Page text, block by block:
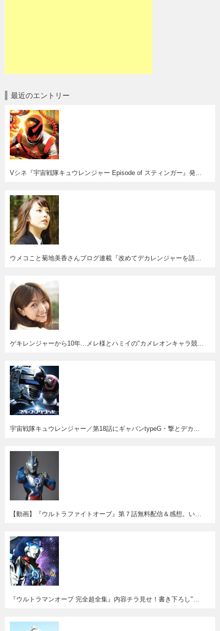
最近のエントリー
Vシネ『宇宙戦隊キュウレンジャー Episode of スティンガー』発売決定！妄想はかどるわー(^o^)
ウメコこと菊地美香さんブログ連載『改めてデカレンジャーを語ってみる』スタート。
ゲキレンジャーから10年...メレ様とハミイの"カメレオンキャラ競演"が見たい！
宇宙戦隊キュウレンジャー／第18話にギャバンtypeG・撃とデカレッド・バン＆センちゃん・ウメコ登場！
【動画】『ウルトラファイトオーブ』第７話無料配信＆感想。いよいよラス前。ゼロとオーブの兄弟(!?)バトルが燃える！
『ウルトラマンオーブ 完全超全集』内容チラ見せ！書き下ろし"オーブクロニクル〈年代記〉"が面白そう！